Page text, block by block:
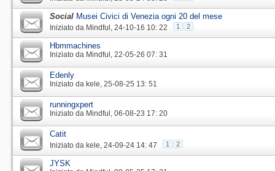
Social Musei Civici di Venezia ogni 20 del mese
Iniziato da Mindful‎, 24-10-16 10: 22 1 2
Hbmmachines
Iniziato da Mindful‎, 22-05-26 07: 31
Edenly
Iniziato da kele‎, 25-08-25 13: 51
runningxpert
Iniziato da Mindful‎, 06-08-23 17: 20
Catit
Iniziato da kele‎, 24-09-24 14: 47 1 2
JYSK